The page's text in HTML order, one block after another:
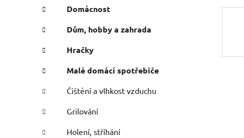
e
l
Domácnost
Dům, hobby a zahrada
Hračky
Malé domácí spotřebiče
Čištění a vlhkost vzduchu
Grilování
Holení, stříhání